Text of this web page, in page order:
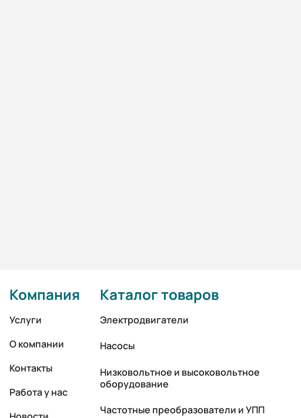
Компания
Услуги
О компании
Контакты
Работа у нас
Каталог товаров
Электродвигатели
Насосы
Низковольтное и высоковольтное
оборудование
Частотные преобразователи и УПП